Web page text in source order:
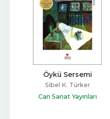
Öykü Sersemi
Sibel K. Türker
Can Sanat Yayınları